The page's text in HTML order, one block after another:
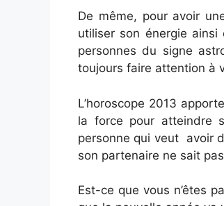
De même, pour avoir
utiliser son énergie
personnes du signe
toujours faire attention à
L’horoscope 2013
la force pour atteindre
personne qui veut avoir
son partenaire ne sait
Est-ce que vous n’êtes